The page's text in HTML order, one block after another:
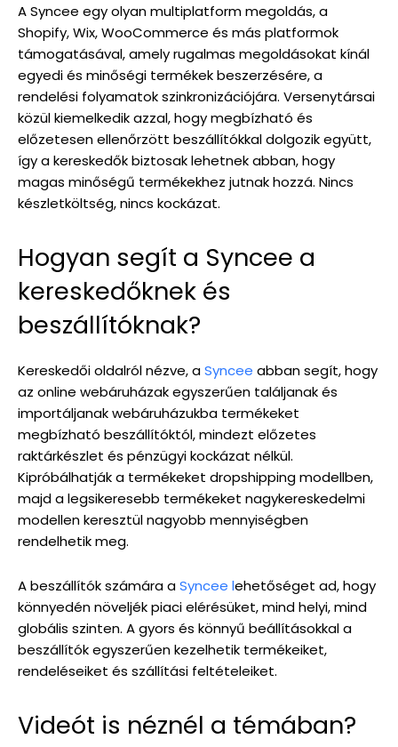
A Syncee egy olyan multiplatform megoldás, a
Shopify, Wix, WooCommerce és más platformok
támogatásával, amely rugalmas megoldásokat kínál
egyedi és minőségi termékek beszerzésére, a
rendelési folyamatok szinkronizációjára. Versenytársai
közül kiemelkedik azzal, hogy megbízható és
előzetesen ellenőrzött beszállítókkal dolgozik együtt,
így a kereskedők biztosak lehetnek abban, hogy
magas minőségű termékekhez jutnak hozzá. Nincs
készletköltség, nincs kockázat.
Hogyan segít a Syncee a
kereskedőknek és
beszállítóknak?
Kereskedői oldalról nézve, aSyncee abban segít, hogy
az online webáruházak egyszerűen találjanak és
importáljanak webáruházukba termékeket
megbízható beszállítóktól, mindezt előzetes
raktárkészlet és pénzügyi kockázat nélkül.
Kipróbálhatják a termékeket dropshipping modellben,
majd a legsikeresebb termékeket nagykereskedelmi
modellen keresztül nagyobb mennyiségben
rendelhetik meg.
A beszállítók számára aSyncee lehetőséget ad, hogy
könnyedén növeljék piaci elérésüket, mind helyi, mind
globális szinten. A gyors és könnyű beállításokkal a
beszállítók egyszerűen kezelhetik termékeiket,
rendeléseiket és szállítási feltételeiket.
Videót is néznél a témában?